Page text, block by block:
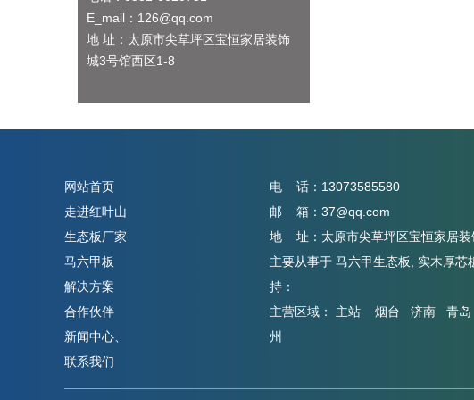
E_mail：126@qq.com
地 址：太原市尖草坪区宝恒家居装饰
城3号馆西区1-8
网站首页
走进红叶山
生态板厂家
马六甲板
解决方案
合作伙伴
新闻中心、
联系我们
电 话：13073585580
邮 箱：37@qq.com
地 址：太原市尖草坪区宝恒家居装
主要从事于 马六甲生态板 实木厚芯
持：
主营区域： 主站 烟台 济南 青岛
州